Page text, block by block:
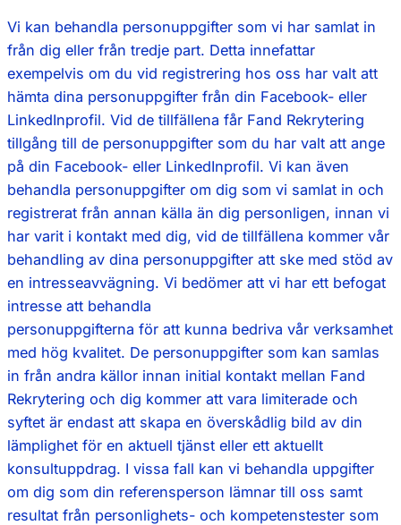
Vi kan behandla personuppgifter som vi har samlat in
från dig eller från tredje part. Detta innefattar
exempelvis om du vid registrering hos oss har valt att
hämta dina personuppgifter från din Facebook- eller
LinkedInprofil. Vid de tillfällena får Fand Rekrytering
tillgång till de personuppgifter som du har valt att ange
på din Facebook- eller LinkedInprofil. Vi kan även
behandla personuppgifter om dig som vi samlat in och
registrerat från annan källa än dig personligen, innan vi
har varit i kontakt med dig, vid de tillfällena kommer vår
behandling av dina personuppgifter att ske med stöd av
en intresseavvägning. Vi bedömer att vi har ett befogat
intresse att behandla
personuppgifterna för att kunna bedriva vår verksamhet
med hög kvalitet. De personuppgifter som kan samlas
in från andra källor innan initial kontakt mellan Fand
Rekrytering och dig kommer att vara limiterade och
syftet är endast att skapa en överskådlig bild av din
lämplighet för en aktuell tjänst eller ett aktuellt
konsultuppdrag. I vissa fall kan vi behandla uppgifter
om dig som din referensperson lämnar till oss samt
resultat från personlighets- och kompetenstester som